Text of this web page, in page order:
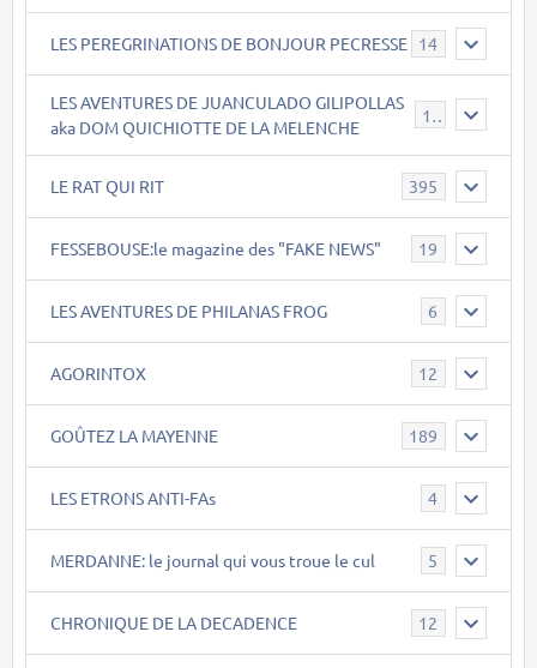
LES PEREGRINATIONS DE BONJOUR PECRESSE 14
LES AVENTURES DE JUANCULADO GILIPOLLAS
aka DOM QUICHIOTTE DE LA MELENCHE
119
LE RAT QUI RIT 395
FESSEBOUSE:le magazine des "FAKE NEWS" 19
LES AVENTURES DE PHILANAS FROG 6
AGORINTOX 12
GOÛTEZ LA MAYENNE 189
LES ETRONS ANTI-FAs 4
MERDANNE: le journal qui vous troue le cul 5
CHRONIQUE DE LA DECADENCE 12